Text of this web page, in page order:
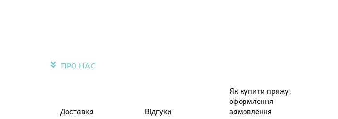
ПРО НАС
Доставка Відгуки
Як купити пряжу,
оформлення
замовлення